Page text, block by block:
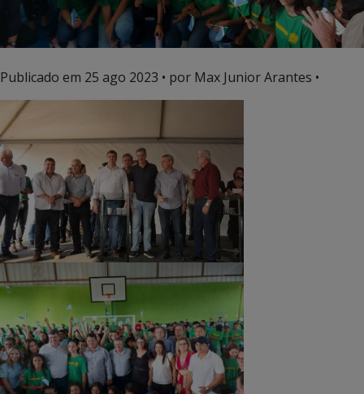
Publicado em 25 ago 2023 • por Max Junior Arantes •